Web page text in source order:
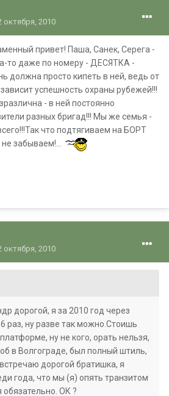
октября, 2010
привет! Паша, Санек, Серега -
то даже по номеру - ДЕСЯТКА -
должна просто кипеть в ней, ведь от
успешность охраны рубежей!!!
- в ней постоянно
разных бригад!!! Мы же семья -
что подтягиваем на БОРТ
забываем!...
октября, 2010
дорогой, я за 2010 год через
раз, ну разве так можно.Стоишь
ну не кого, орать нельзя,
в Волгограде, был полный штиль,
дорогой братишка, я
года, что мы (я) опять транзитом
ОК ?